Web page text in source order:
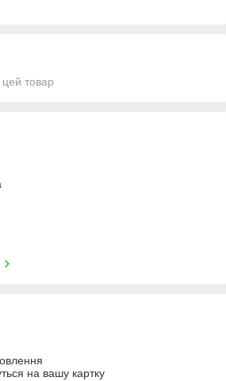
цей товар
на вашу картку